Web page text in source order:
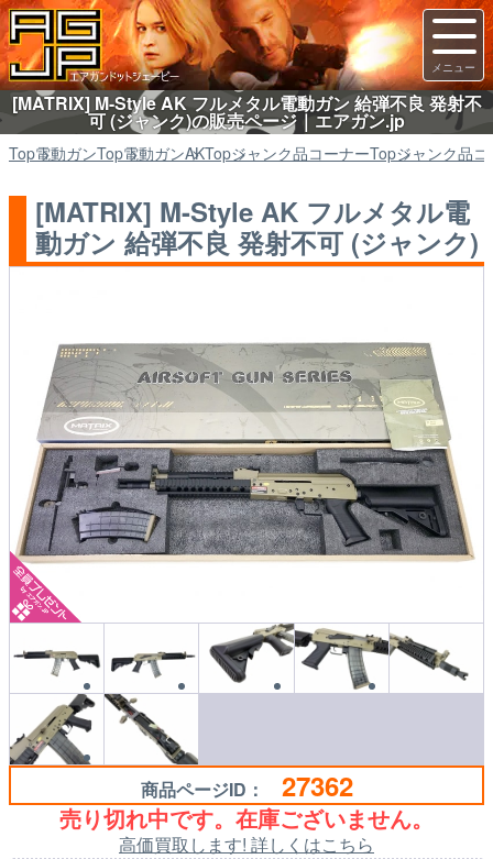
[MATRIX] M-Style AK フルメタル電動ガン 給弾不良 発射不
可 (ジャンク)の販売ページ｜エアガン.jp
Top電動ガンTop電動ガンAKTopジャンク品コーナーTopジャンク品
[MATRIX] M-Style AK フルメタル電
動ガン 給弾不良 発射不可 (ジャンク)
商品ページID： 27362
売り切れ中です。在庫ございません。
高価買取します! 詳しくはこちら